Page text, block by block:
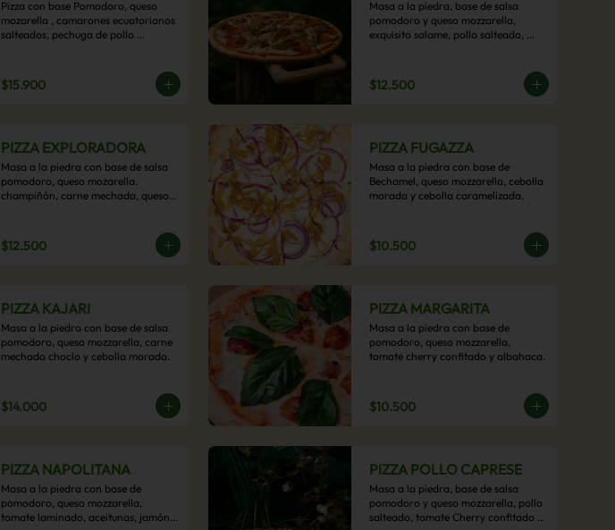
Pizza con base Pomodoro, queso
mozarella , camarones ecuatorianos
salteados, pechuga de pollo
casero.
$15.900
Masa a la piedra, base de salsa
pomodoro y queso mozzarella,
exquisito salame, pollo salteado,
$12.500
PIZZA EXPLORADORA
Masa a la piedra con base de salsa
pomodoro, queso mozarella.
champiñón, carne mechada, queso
$12.500
PIZZA FUGAZZA
Masa a la piedra con base de
Bechamel, queso mozzarella, cebolla
morada y cebolla caramelizada.
$10.500
PIZZA KAJARI
Masa a la piedra con base de salsa
pomodoro, queso mozzarella, carne
mechada choclo y cebolla morada.
$14.000
PIZZA MARGARITA
Masa a la piedra con base de
pomodoro, queso mozzarella,
tomate cherry confitado y albahaca.
$10.500
PIZZA NAPOLITANA
Masa a la piedra con base de
pomodoro, queso mozzarella,
tomate laminado, aceitunas, jamón
PIZZA POLLO CAPRESE
Masa a la piedra, base de salsa
pomodoro y queso mozzarella, pollo
salteado, tomate Cherry confitado y